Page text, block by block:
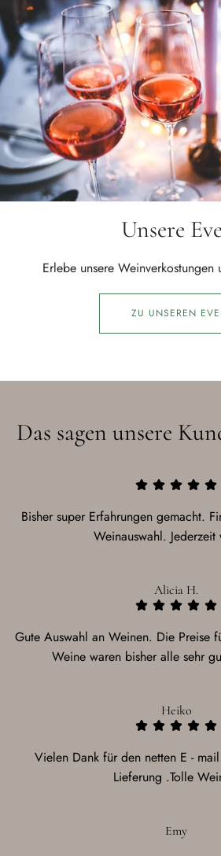
Unsere
Erlebe unsere Weinverkostungen
ZU UNSEREN
Das sagen unsere
Bisher super Erfahrungen gemacht.
Weinauswahl. Jederzeit
Alicia H.
Gute Auswahl an Weinen. Die Preise
Weine waren bisher alle sehr
Heiko
Vielen Dank für den netten E -
Lieferung .Tolle
Emy